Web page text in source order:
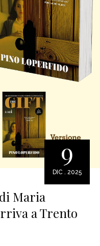
9
DIC . 2025
Maria
a Trento